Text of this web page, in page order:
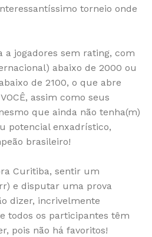
torneio onde
a jogadores sem rating, com
abaixo de 2000 ou
de 2100, o que abre
assim como seus
que ainda não tenha(m)
potencial enxadrístico,
brasileiro!
Curitiba, sentir um
e disputar uma prova
dizer, incrivelmente
todos os participantes têm
pois não há favoritos!